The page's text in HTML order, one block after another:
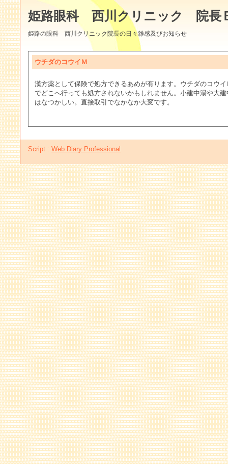
姫路眼科 西川クリニック 院長
姫路の眼科 西川クリニック院長の日々雑感及びお知らせ
ウチダのコウイＭ
漢方薬として保険で処方できるあめが有ります。ウチダのコウ
でどこへ行っても処方されないかもしれません。小建中湯や大
はなつかしい。直接取引でなかなか大変です。
Script : Web Diary Professional